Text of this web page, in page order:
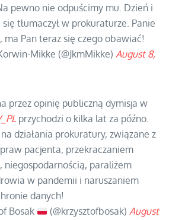
pewno nie odpuścimy mu. Dzień i
tłumaczył w prokuraturze. Panie
ma Pan teraz się czego obawiać!
Mikke (@JkmMikke) August 8,
przez opinię publiczną dymisja w
przychodzi o kilka lat za późno.
działania prokuratury, związane z
pacjenta, przekraczaniem
niegospodarnością, paraliżem
w pandemii i naruszaniem
danych!
Bosak
(@krzysztofbosak)August